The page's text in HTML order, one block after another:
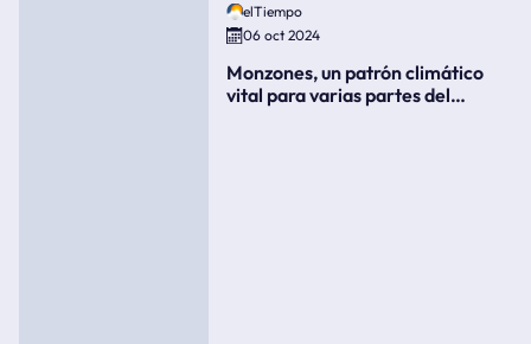
elTiempo
06 oct 2024
Monzones, un patrón climático
vital para varias partes del